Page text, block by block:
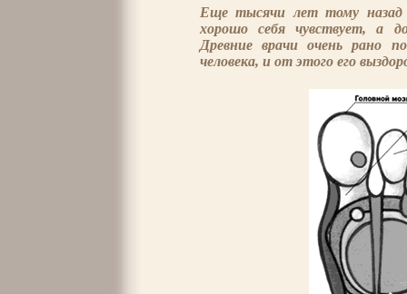
Еще тысячи лет тому
хорошо себя чувствует, а
Древние врачи очень рано
человека, и от этого его